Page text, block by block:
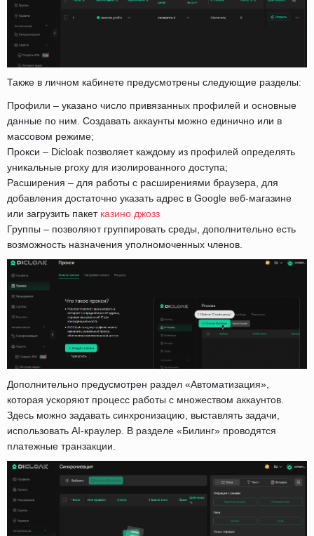
Также в личном кабинете предусмотрены следующие разделы:
Профили – указано число привязанных профилей и основные
данные по ним. Создавать аккаунты можно единично или в
массовом режиме;
Прокси – Dicloak позволяет каждому из профилей определять
уникальные proxy для изолированного доступа;
Расширения – для работы с расширениями браузера, для
добавления достаточно указать адрес в Google веб-магазине
или загрузить пакет казино джозз
Группы – позволяют группировать среды, дополнительно есть
возможность назначения уполномоченных членов.
Дополнительно предусмотрен раздел «Автоматизация»,
которая ускоряют процесс работы с множеством аккаунтов.
Здесь можно задавать синхронизацию, выставлять задачи,
использовать AI-краулер. В разделе «Билинг» проводятся
платежные транзакции.